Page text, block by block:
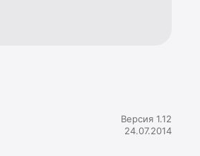
Версия 1.12
24.07.2014